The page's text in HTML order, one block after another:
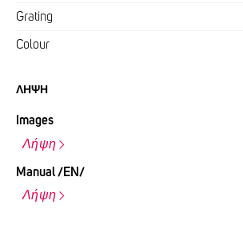
Grating
Colour
ΛΉΨΗ
Images
Λήψη
Manual /EN/
Λήψη